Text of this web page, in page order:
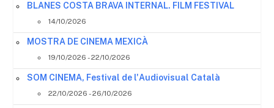
BLANES COSTA BRAVA INTERNAL. FILM FESTIVAL
14/10/2026
MOSTRA DE CINEMA MEXICÀ
19/10/2026 - 22/10/2026
SOM CINEMA, Festival de l'Audiovisual Català
22/10/2026 - 26/10/2026